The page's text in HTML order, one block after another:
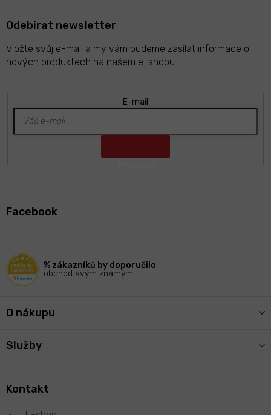
Odebírat newsletter
Vložte svůj e-mail a my vám budeme zasílat informace o
nových produktech na našem e-shopu.
E-mail
Facebook
% zákazníků by doporučilo
obchod svým známým
O nákupu
Služby
Kontakt